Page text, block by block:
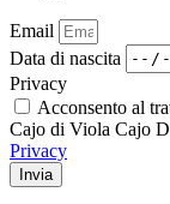
Email
Data di nascita
Privacy
Acconsento al
Cajo di Viola Cajo
Privacy
Invia